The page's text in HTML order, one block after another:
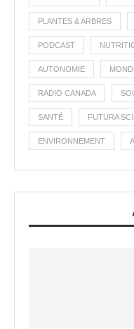
PLANTES & ARBRES
PODCAST
AUTONOMIE
RADIO CANADA
SANTÉ FUTURA
ENVIRONNEMENT